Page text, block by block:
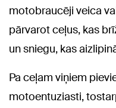
motobraucēji veica
pārvarot ceļus, kas
un sniegu, kas
Pa ceļam viņiem
motoentuziasti,